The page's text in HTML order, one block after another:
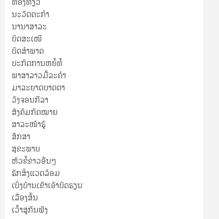
ທ່ອງທ່ຽວ
ນະວັດຕະກໍາ
ນານາສາລະ
ບົດສະເໜີ
ບົດສໍາພາດ
ປະກົດການຫຍໍ້ທໍ້
ພາສາລາວມື້ລະຄຳ
ມາລະຍາດບາດຕາ
ວົງຈອນກີລາ
ສັງຄົມກົດໝາຍ
ສາລະໜ້າຮູ້
ສຶກສາ
ສຸ​ຂະ​ພາບ
ຫົວຂໍ້ຂ່າວອື່ນໆ
ຮັກສິ່ງແວດລ້ອມ
ເບິ່ງບ້ານເຂົາເອົາບົດຮຽນ
ເລື່ອງສັ້ນ
ເວົ້າສູ່ກັນຟັງ